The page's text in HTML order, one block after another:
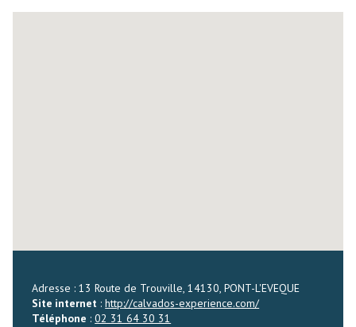
Adresse : 13 Route de Trouville, 14130, PONT-L'EVEQUE
Site internet :http://calvados-experience.com/
Téléphone :02 31 64 30 31